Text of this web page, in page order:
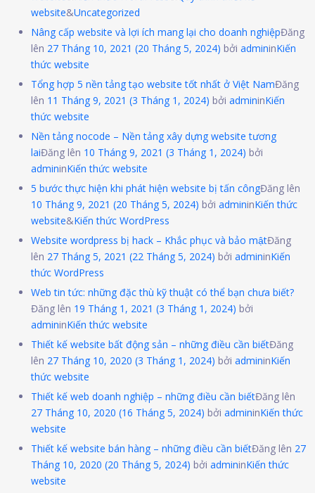
website&Uncategorized
Nâng cấp website và lợi ích mang lại cho doanh nghiệpĐăng
lên 27 Tháng 10, 2021 (20 Tháng 5, 2024) bởi admininKiến
thức website
Tổng hợp 5 nền tảng tạo website tốt nhất ở Việt NamĐăng
lên 11 Tháng 9, 2021 (3 Tháng 1, 2024) bởi admininKiến
thức website
Nền tảng nocode – Nền tảng xây dựng website tương
laiĐăng lên 10 Tháng 9, 2021 (3 Tháng 1, 2024) bởi
admininKiến thức website
5 bước thực hiện khi phát hiện website bị tấn côngĐăng lên
10 Tháng 9, 2021 (20 Tháng 5, 2024) bởi admininKiến thức
website&Kiến thức WordPress
Website wordpress bị hack – Khắc phục và bảo mậtĐăng
lên 27 Tháng 5, 2021 (22 Tháng 5, 2024) bởi admininKiến
thức WordPress
Web tin tức: những đặc thù kỹ thuật có thể bạn chưa biết?
Đăng lên 19 Tháng 1, 2021 (3 Tháng 1, 2024) bởi
admininKiến thức website
Thiết kế website bất động sản – những điều cần biếtĐăng
lên 27 Tháng 10, 2020 (3 Tháng 1, 2024) bởi admininKiến
thức website
Thiết kế web doanh nghiệp – những điều cần biếtĐăng lên
27 Tháng 10, 2020 (16 Tháng 5, 2024) bởi admininKiến thức
website
Thiết kế website bán hàng – những điều cần biếtĐăng lên 27
Tháng 10, 2020 (20 Tháng 5, 2024) bởi admininKiến thức
website